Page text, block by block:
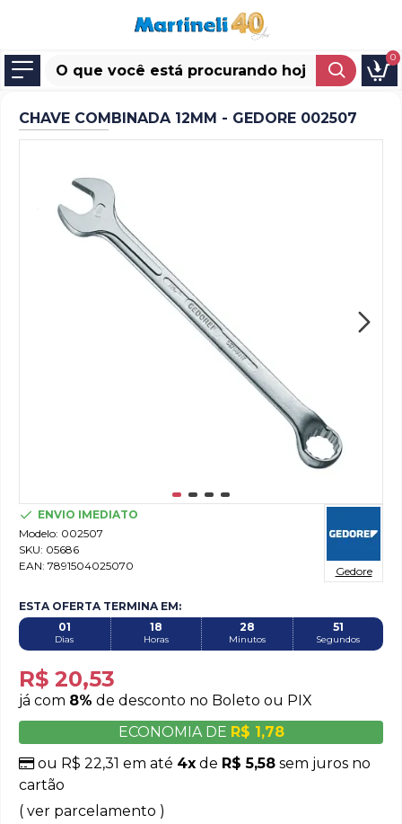
0
CHAVE COMBINADA 12MM - GEDORE 002507
ENVIO IMEDIATO
Modelo: 002507
SKU: 05686
EAN: 7891504025070 Gedore
ESTA OFERTA TERMINA EM:
01
Dias
18
Horas
28
Minutos
50
Segundos
R$ 20,53
já com 8% de desconto no Boleto ou PIX
ECONOMIA DE R$ 1,78
ou R$ 22,31 em até 4x de R$ 5,58 sem juros no
cartão
( ver parcelamento )